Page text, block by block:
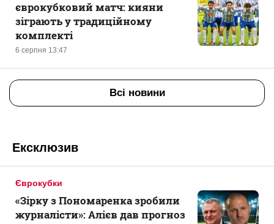
6 серпня 13:47
єврокубковий матч: кияни
зіграють у традиційному
комплекті
Всі новини
Ексклюзив
Єврокубки
«Зірку з Пономаренка зробили
журналісти»: Алієв дав прогноз